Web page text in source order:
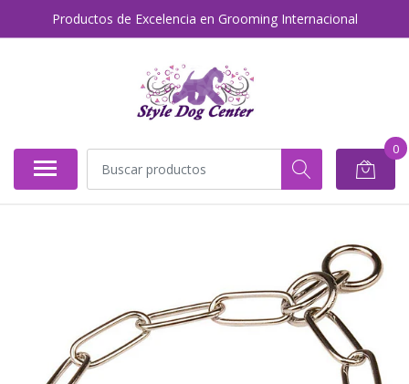
Productos de Excelencia en Grooming Internacional
0